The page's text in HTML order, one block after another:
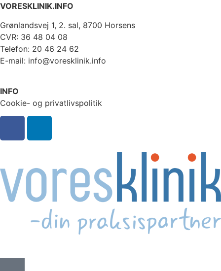
VORESKLINIK.INFO
Grønlandsvej 1, 2. sal, 8700 Horsens
CVR: 36 48 04 08
Telefon: 20 46 24 62
E-mail: info@voresklinik.info
INFO
Cookie- og privatlivspolitik